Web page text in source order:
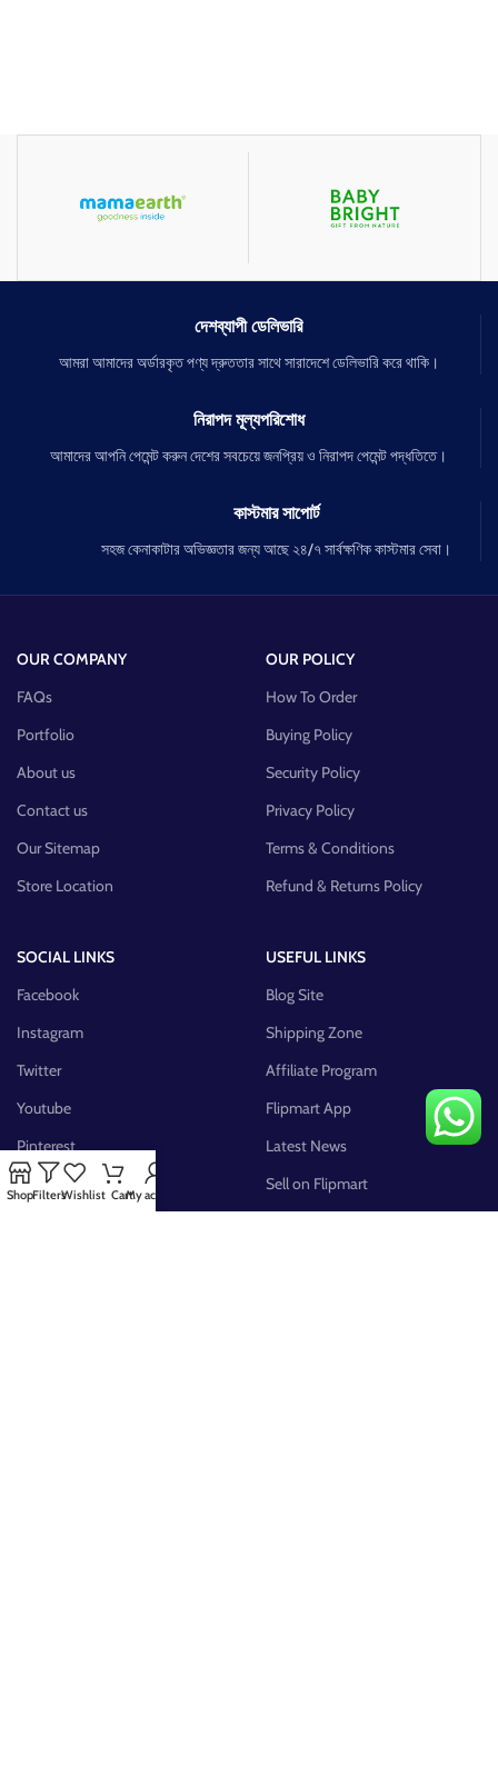
দেশব্যাপী ডেলিভারি
আমরা আমাদের অর্ডারকৃত পণ্য দ্রুততার সাথে সারাদেশে ডেলিভারি করে থাকি।
নিরাপদ মূল্যপরিশোধ
আমাদের আপনি পেমেন্ট করুন দেশের সবচেয়ে জনপ্রিয় ও নিরাপদ পেমেন্ট পদ্ধতিতে।
কাস্টমার সাপোর্ট
সহজ কেনাকাটার অভিজ্ঞতার জন্য আছে ২৪/৭ সার্বক্ষণিক কাস্টমার সেবা।
OUR COMPANY
FAQs
Portfolio
About us
Contact us
Our Sitemap
Store Location
OUR POLICY
How To Order
Buying Policy
Security Policy
Privacy Policy
Terms & Conditions
Refund & Returns Policy
SOCIAL LINKS
Facebook
Instagram
Twitter
Youtube
Pinterest
FB Group
USEFUL LINKS
Blog Site
Shipping Zone
Affiliate Program
Flipmart App
Latest News
Sell on Flipmart
ShopFiltersWishlist CartMy account